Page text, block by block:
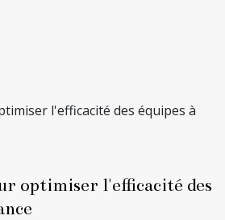
l'efficacité des équipes à
optimiser l'efficacité des